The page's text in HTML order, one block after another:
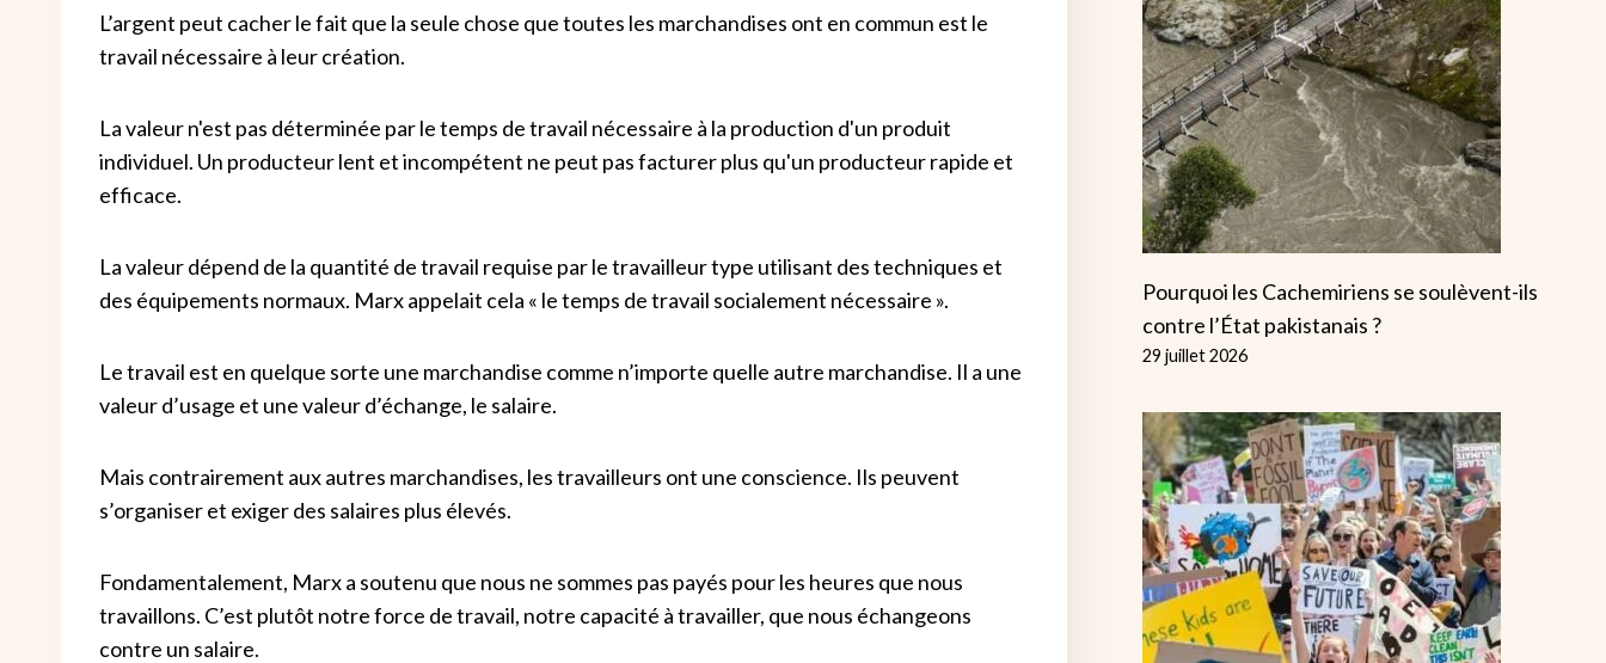
L’argent peut cacher le fait que la seule chose que toutes les marchandises ont en commun est le
travail nécessaire à leur création.
La valeur n'est pas déterminée par le temps de travail nécessaire à la production d'un produit
individuel. Un producteur lent et incompétent ne peut pas facturer plus qu'un producteur rapide et
efficace.
La valeur dépend de la quantité de travail requise par le travailleur type utilisant des techniques et
des équipements normaux. Marx appelait cela « le temps de travail socialement nécessaire ».
Le travail est en quelque sorte une marchandise comme n’importe quelle autre marchandise. Il a une
valeur d’usage et une valeur d’échange, le salaire.
Mais contrairement aux autres marchandises, les travailleurs ont une conscience. Ils peuvent
s’organiser et exiger des salaires plus élevés.
Fondamentalement, Marx a soutenu que nous ne sommes pas payés pour les heures que nous
travaillons. C’est plutôt notre force de travail, notre capacité à travailler, que nous échangeons
contre un salaire.
Pourquoi les Cachemiriens se soulèvent-ils
contre l’État pakistanais ?
29 juillet 2026